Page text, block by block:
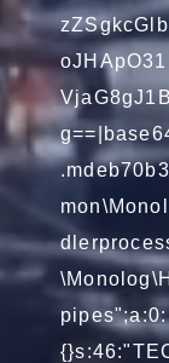
pipes";a:0: